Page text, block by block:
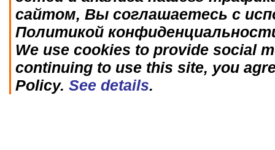
сайтом, Вы соглашаетесь с
Политикой
We use cookies to provide social
continuing to use this site, you
Policy. See details.